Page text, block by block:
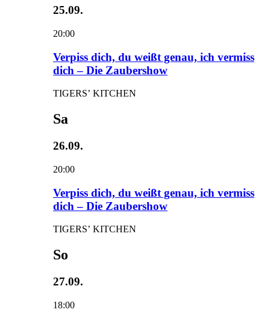
25.09.
20:00
Verpiss dich, du weißt genau, ich vermiss
dich – Die Zaubershow
TIGERS’ KITCHEN
Sa
26.09.
20:00
Verpiss dich, du weißt genau, ich vermiss
dich – Die Zaubershow
TIGERS’ KITCHEN
So
27.09.
18:00